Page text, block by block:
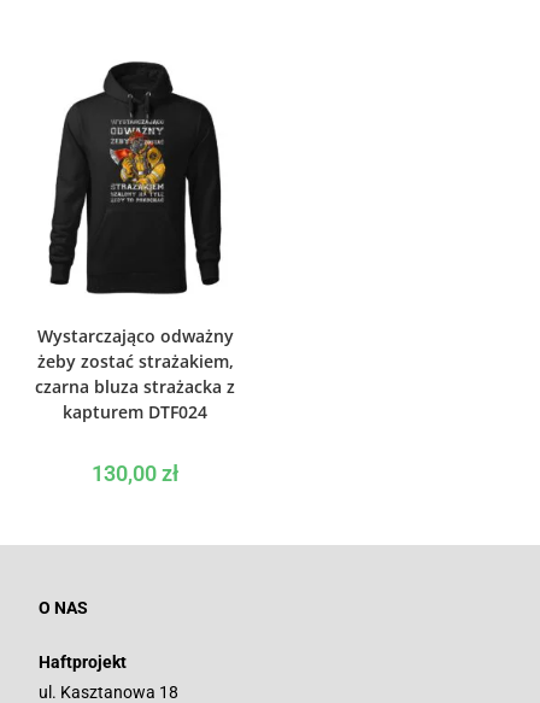
Wystarczająco odważny
żeby zostać strażakiem,
czarna bluza strażacka z
kapturem DTF024
130,00zł
O NAS
Haftprojekt
ul. Kasztanowa 18